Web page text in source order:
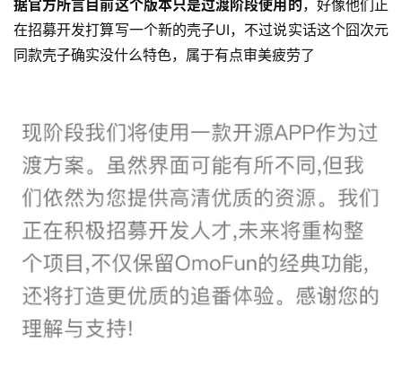
据官方所言目前这个版本只是过渡阶段使用的，好像他们正
在招募开发打算写一个新的壳子UI，不过说实话这个囧次元
同款壳子确实没什么特色，属于有点审美疲劳了